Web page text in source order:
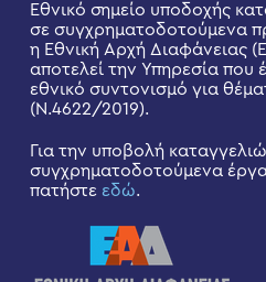
Εθνικό σημείο υποδοχής
σε συγχρηματοδοτούμενα
η Εθνική Αρχή Διαφάνειας
αποτελεί την Υπηρεσία που
εθνικό συντονισμό για
(Ν.4622/2019).
Για την υποβολή
συγχρηματοδοτούμενα
πατήστε εδώ.